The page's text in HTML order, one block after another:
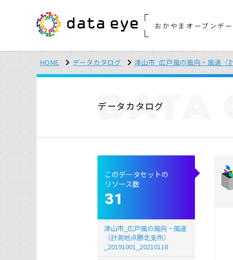
おかやまオープンデ
HOME データカタログ 津山市_広戸風の風向・風速（
データカタログ
DATA
このデータセットの
リソース数
31
津山市_広戸風の風向・風速
（計測地点勝北支所）
_20191001_20210118